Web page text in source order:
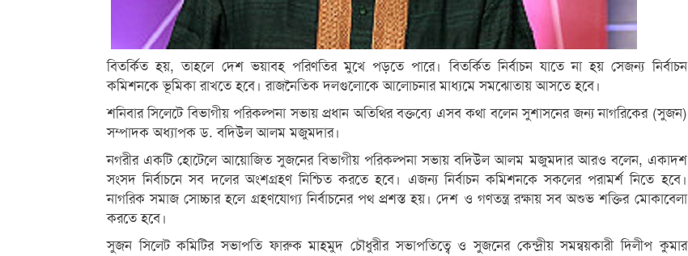
বিতর্কিত হয়, তাহলে দেশ ভয়াবহ পরিণতির মুখে পড়তে পারে। বিতর্কিত নির্বাচন যাতে না হয় সেজন্য নির্বাচন
কমিশনকে ভূমিকা রাখতে হবে। রাজনৈতিক দলগুলোকে আলোচনার মাধ্যমে সমঝোতায় আসতে হবে।
শনিবার সিলেটে বিভাগীয় পরিকল্পনা সভায় প্রধান অতিথির বক্তব্যে এসব কথা বলেন সুশাসনের জন্য নাগরিকের (সুজন)
সম্পাদক অধ্যাপক ড. বদিউল আলম মজুমদার।
নগরীর একটি হোটেলে আয়োজিত সুজনের বিভাগীয় পরিকল্পনা সভায় বদিউল আলম মজুমদার আরও বলেন, একাদশ
সংসদ নির্বাচনে সব দলের অংশগ্রহণ নিশ্চিত করতে হবে। এজন্য নির্বাচন কমিশনকে সকলের পরামর্শ নিতে হবে।
নাগরিক সমাজ সোচ্চার হলে গ্রহণযোগ্য নির্বাচনের পথ প্রশস্ত হয়। দেশ ও গণতন্ত্র রক্ষায় সব অশুভ শক্তির মোকাবেলা
করতে হবে।
সুজন সিলেট কমিটির সভাপতি ফারুক মাহমুদ চৌধুরীর সভাপতিত্বে ও সুজনের কেন্দ্রীয় সমন্বয়কারী দিলীপ কুমার